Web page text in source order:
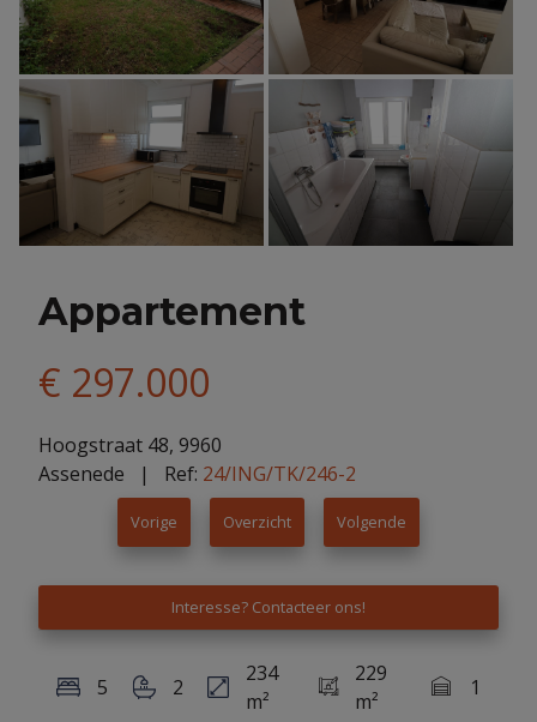
Appartement
€ 297.000
Hoogstraat 48, 9960
Assenede | Ref: 24/ING/TK/246-2
Vorige Overzicht Volgende
Interesse? Contacteer ons!
5 2
234
m²
229
m²
1